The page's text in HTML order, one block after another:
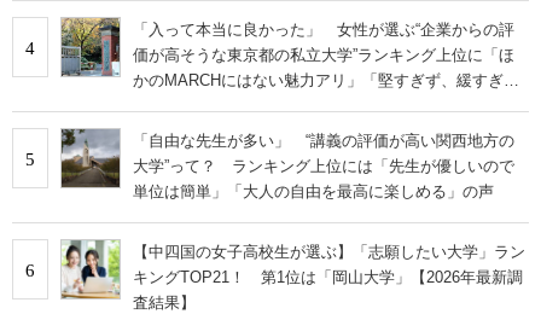
4
「入って本当に良かった」 女性が選ぶ“企業からの評
価が高そうな東京都の私立大学”ランキング上位に「ほ
かのMARCHにはない魅力アリ」「堅すぎず、緩すぎな
5
「自由な先生が多い」 “講義の評価が高い関西地方の
大学”って？ ランキング上位には「先生が優しいので
単位は簡単」「大人の自由を最高に楽しめる」の声
6
【中四国の女子高校生が選ぶ】「志願したい大学」ラン
キングTOP21！ 第1位は「岡山大学」【2026年最新調
査結果】